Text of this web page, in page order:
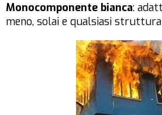
Monocomponente bianca:
meno, solai e qualsiasi